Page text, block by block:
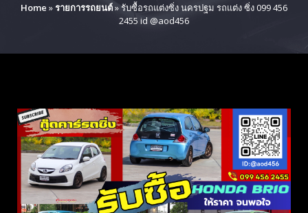
Home »รายการรถยนต์»รับซื้อรถแต่งซิ่ง นครปฐม รถแต่ง ซิ่ง 099 456
2455 id @aod456